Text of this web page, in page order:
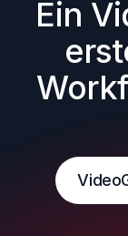
Ein